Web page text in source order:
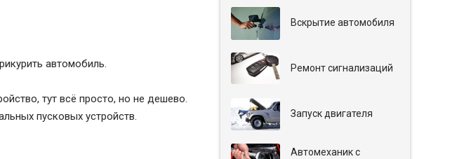
автомобиль.
тут всё просто, но не дешево.
пусковых устройств.
Вскрытие автомобиля
Ремонт сигнализаций
Запуск двигателя
Автомеханик с